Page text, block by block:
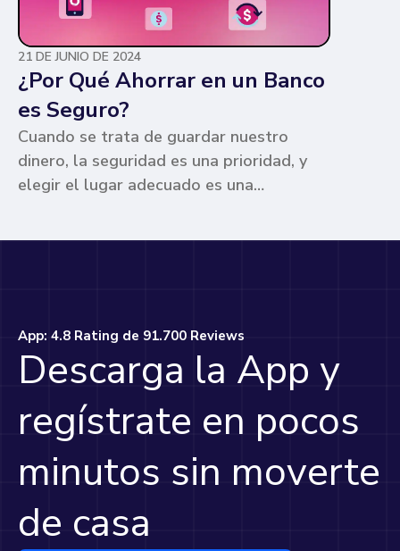
21 DE JUNIO DE 2024
¿Por Qué Ahorrar en un Banco
es Seguro?
Cuando se trata de guardar nuestro
dinero, la seguridad es una prioridad, y
elegir el lugar adecuado es una
App: 4.8 Rating de 91.700 Reviews
Descarga la App y
regístrate en pocos
minutos sin moverte
de casa